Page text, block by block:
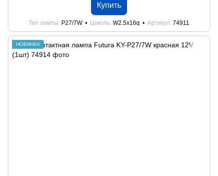
Купить
Тип лампы P27/7W Цоколь W2.5x16q Артикул 74911
НОВИНКА